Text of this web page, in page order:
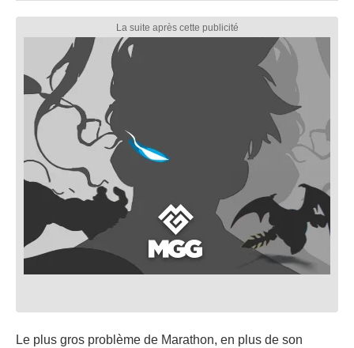
Le plus gros problème de Marathon, en plus de son